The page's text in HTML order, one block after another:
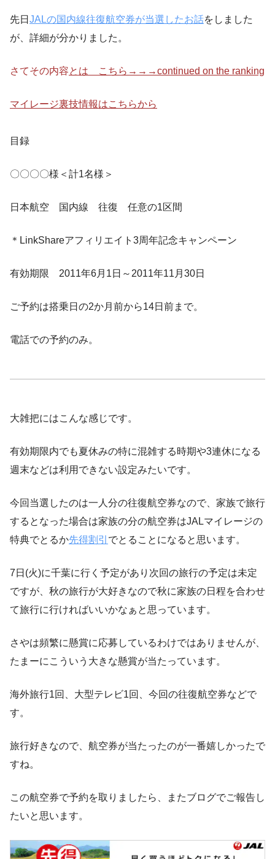
先日 JALの国内線往復航空券が当選したお話をしました
が、詳細が分かりました。
さてその内容とは こちら→→→continued on the ranking
マイレージ裏技情報はこちらから
目録
〇〇〇〇様＜計1名様＞
日本航空 国内線 往復 任意の1区間
＊LinkShareアフィリエイト3周年記念キャンペーン
有効期限 2011年6月1日～2011年11月30日
ご予約は搭乗日の2か月前から14日前まで。
電話での予約のみ。
大雑把にはこんな感じです。
有効期限内でも夏休みの特に混雑する時期や3連休になる
週末などは利用できない設定みたいです。
今回当選したのは一人分の往復航空券なので、家族で旅行
するとなった場合は家族の分の航空券はJALマイレージの
特典でとるか先得割引 でとることになると思います。
7日(火)に千葉に行く予定があり次回の旅行の予定は未定
ですが、秋の旅行が大好きなので秋に家族の日程を合わせ
て旅行に行ければいいかなぁと思っています。
さやは頻繁に懸賞に応募しているわけではありませんが、
たまーにこういう大きな懸賞が当たっています。
海外旅行1回、大型テレビ1回、今回の往復航空券などで
す。
旅行好きなので、航空券が当たったのが一番嬉しかったで
すね。
この航空券で予約を取りましたら、またブログでご報告し
たいと思います。